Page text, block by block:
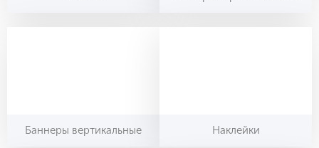
Баннеры вертикальные Наклейки